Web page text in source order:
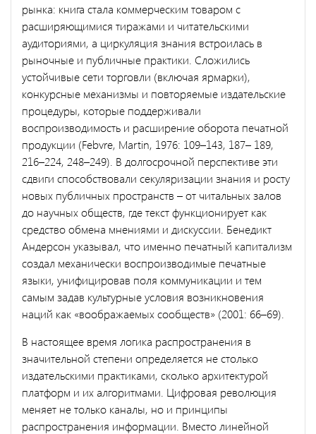
рынка: книга стала коммерческим товаром с
расширяющимися тиражами и читательскими
аудиториями, а циркуляция знания встроилась в
рыночные и публичные практики. Сложились
устойчивые сети торговли (включая ярмарки),
конкурсные механизмы и повторяемые издательские
процедуры, которые поддерживали
воспроизводимость и расширение оборота печатной
продукции (Febvre, Martin, 1976: 109–143, 187– 189,
216–224, 248–249). В долгосрочной перспективе эти
сдвиги способствовали секуляризации знания и росту
новых публичных пространств – от читальных залов
до научных обществ, где текст функционирует как
средство обмена мнениями и дискуссии. Бенедикт
Андерсон указывал, что именно печатный капитализм
создал механически воспроизводимые печатные
языки, унифицировав поля коммуникации и тем
самым задав культурные условия возникновения
наций как «воображаемых сообществ» (2001: 66–69).
В настоящее время логика распространения в
значительной степени определяется не столько
издательскими практиками, сколько архитектурой
платформ и их алгоритмами. Цифровая революция
меняет не только каналы, но и принципы
распространения информации. Вместо линейной